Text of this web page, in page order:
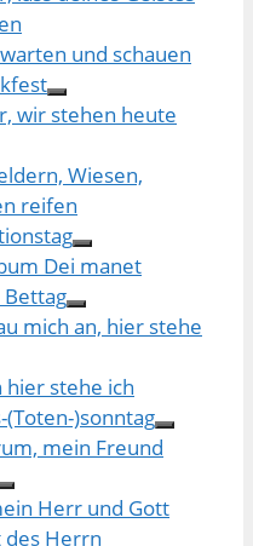
und schauen
wir stehen heute
Wiesen,
reifen
Dei manet
Bettag
mich an, hier stehe
hier stehe ich
(Toten-)sonntag
mein Freund
Herr und Gott
des Herrn